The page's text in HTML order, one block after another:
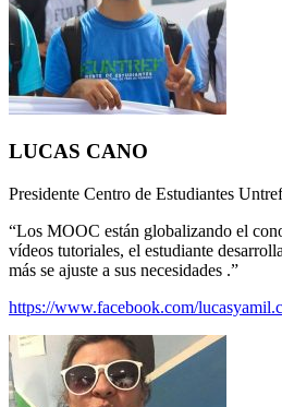
LUCAS CANO
Presidente Centro de Estudiantes
“Los MOOC están globalizando el
vídeos tutoriales, el estudiante
más se ajuste a sus necesidades .”
https://www.facebook.com/